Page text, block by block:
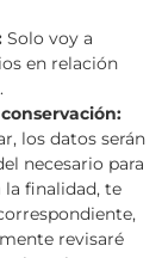
Solo voy a
en relación
los datos serán
necesario para
finalidad, te
revisaré